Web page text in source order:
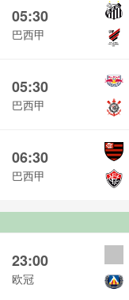
05:30
巴西甲
05:30
巴西甲
06:30
巴西甲
23:00
欧冠